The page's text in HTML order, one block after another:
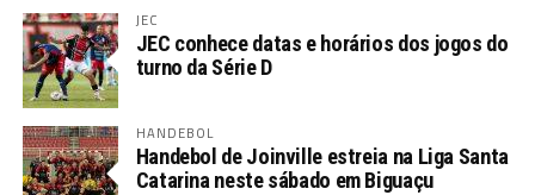
JEC
JEC conhece datas e horários dos jogos do
turno da Série D
HANDEBOL
Handebol de Joinville estreia na Liga Santa
Catarina neste sábado em Biguaçu